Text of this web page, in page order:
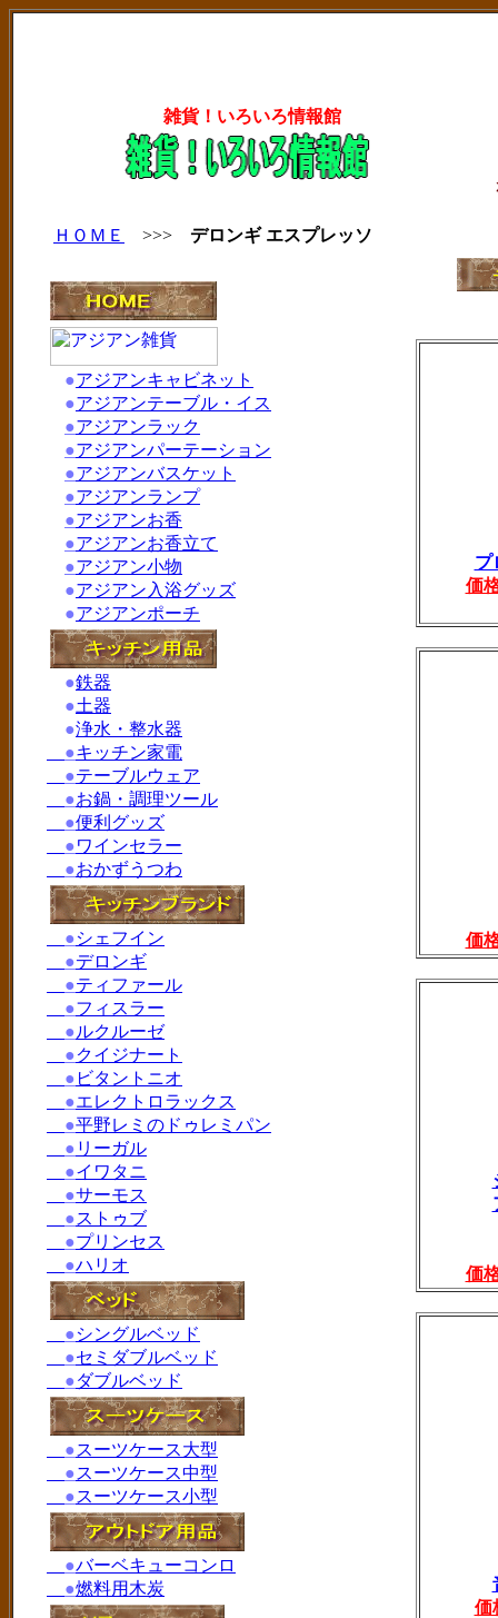
雑貨！いろいろ情報館
ＨＯＭＥ >>> デロンギ エスプレッソ
プ
価
価
価
価
●アジアンキャビネット
●アジアンテーブル・イス
●アジアンラック
●アジアンパーテーション
●アジアンバスケット
●アジアンランプ
●アジアンお香
●アジアンお香立て
●アジアン小物
●アジアン入浴グッズ
●アジアンポーチ
●鉄器
●土器
●浄水・整水器
●キッチン家電
●テーブルウェア
●お鍋・調理ツール
●便利グッズ
●ワインセラー
●おかずうつわ
●シェフイン
●デロンギ
●ティファール
●フィスラー
●ルクルーゼ
●クイジナート
● ビタントニオ
●エレクトロラックス
●平野レミのドゥレミパン
● リーガル
●イワタニ
●サーモス
●ストゥブ
●プリンセス
●ハリオ
●シングルベッド
●セミダブルベッド
●ダブルベッド
●スーツケース大型
●スーツケース中型
●スーツケース小型
●バーベキューコンロ
●燃料用木炭